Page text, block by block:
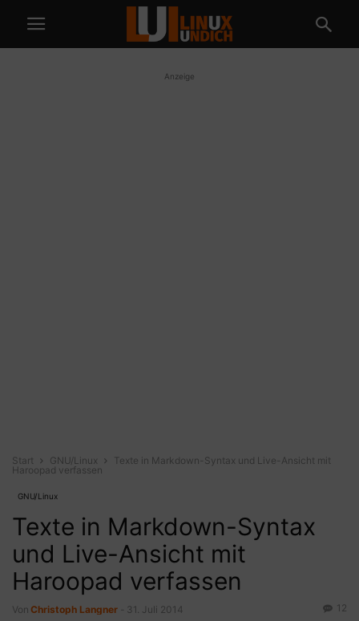
Anzeige
Start GNU/Linux
Texte in Markdown-Syntax und Live-Ansicht mit
Haroopad verfassen
GNU/Linux
Texte in Markdown-Syntax
und Live-Ansicht mit
Haroopad verfassen
Von Christoph Langner 31. Juli 2014 12